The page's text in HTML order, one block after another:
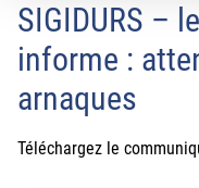
SIGIDURS –
informe :
arnaques
Téléchargez le